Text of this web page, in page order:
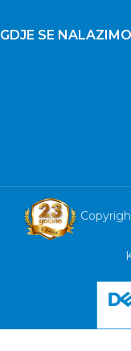
GDJE SE NALAZIMO